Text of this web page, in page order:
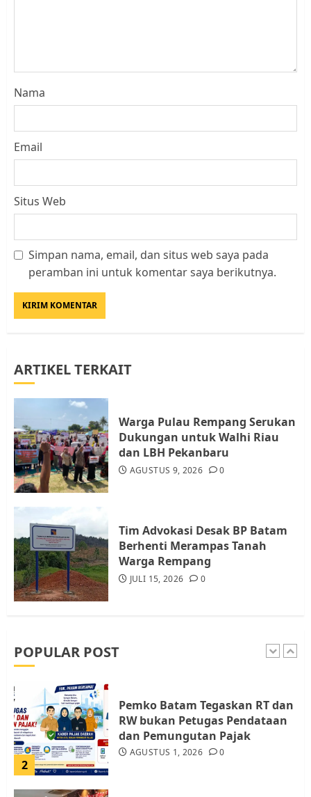
Nama
Email
Situs Web
Simpan nama, email, dan situs web saya pada
peramban ini untuk komentar saya berikutnya.
ARTIKEL TERKAIT
Warga Pulau Rempang Serukan
Dukungan untuk Walhi Riau
dan LBH Pekanbaru
AGUSTUS 9, 2026 0
Tim Advokasi Desak BP Batam
Berhenti Merampas Tanah
Warga Rempang
JULI 15, 2026 0
POPULAR POST
Kader Pajak jadi Penghubung
4
Datangi Pemko Batam, Warga
JULI 21, 2026 0
5
Resahkan Warga
JULI 17, 2026 0
1
2
Pemko Batam Tegaskan RT dan
RW bukan Petugas Pendataan
dan Pemungutan Pajak
AGUSTUS 1, 2026 0